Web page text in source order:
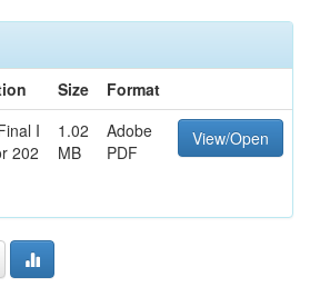
Size
Format
I
202
1.02
MB
Adobe
PDF
View/Open